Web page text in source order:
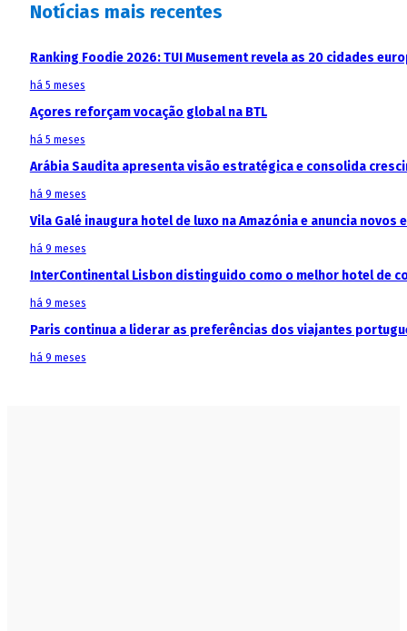
Notícias mais recentes
Ranking Foodie 2026: TUI Musement revela as 20 cidades
há 5 meses
Açores reforçam vocação global na BTL
há 5 meses
Arábia Saudita apresenta visão estratégica e consolida
há 9 meses
Vila Galé inaugura hotel de luxo na Amazónia e anuncia
há 9 meses
InterContinental Lisbon distinguido como o melhor hotel de
há 9 meses
Paris continua a liderar as preferências dos viajantes
há 9 meses